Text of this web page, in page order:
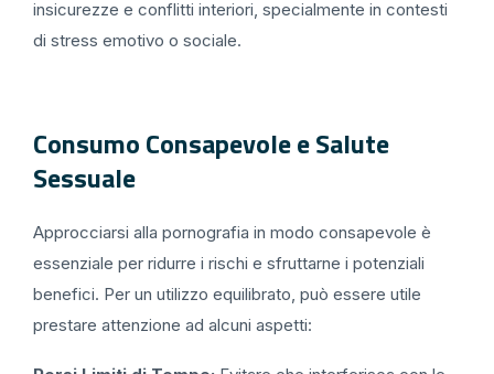
insicurezze e conflitti interiori, specialmente in contesti
di stress emotivo o sociale.
Consumo Consapevole e Salute
Sessuale
Approcciarsi alla pornografia in modo consapevole è
essenziale per ridurre i rischi e sfruttarne i potenziali
benefici. Per un utilizzo equilibrato, può essere utile
prestare attenzione ad alcuni aspetti: